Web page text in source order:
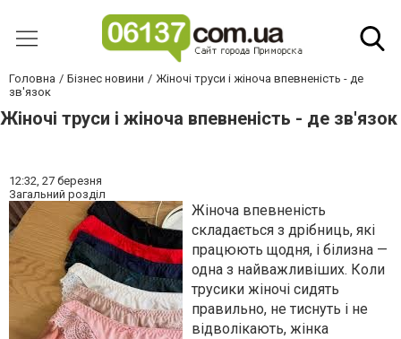
Головна Бізнес новини
Жіночі труси і жіноча впевненість - де
зв'язок
Жіночі труси і жіноча впевненість - де зв'язок
12:32, 27 березня
Загальний розділ
Жіноча впевненість
складається з дрібниць, які
працюють щодня, і білизна —
одна з найважливіших. Коли
трусики жіночі сидять
правильно, не тиснуть і не
відволікають, жінка